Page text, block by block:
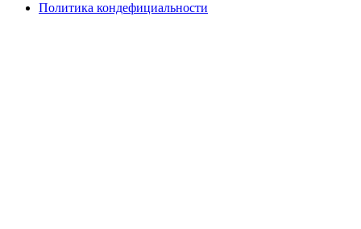
Политика кондефициальности